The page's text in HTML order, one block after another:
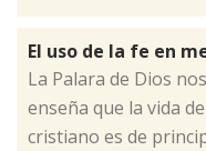
El uso de la fe en
​La Palara de Dios nos
enseña que la vida
cristiano es de